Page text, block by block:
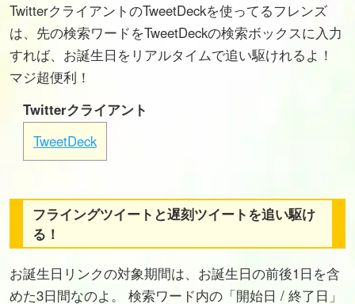
TwitterクライアントのTweetDeckを使ってるフレンズ
は、先の検索ワードをTweetDeckの検索ボックスに入力
すれば、お誕生日をリアルタイムで追い駆けれるよ！
マジ超便利！
Twitterクライアント
TweetDeck
フライングツイートと遅刻ツイートを追い駆け
る！
お誕生日リンクの対象期間は、お誕生日の前後1日を含
めた3日間なのよ。 検索ワード内の「開始日 / 終了日」